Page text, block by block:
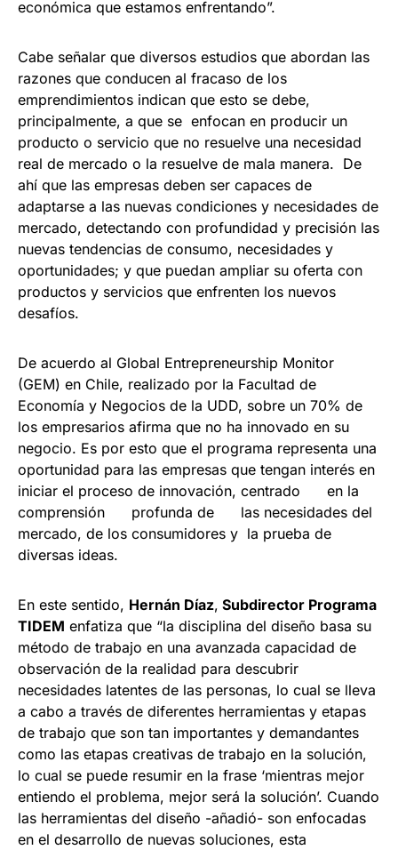
económica que estamos enfrentando”.
Cabe señalar que diversos estudios que abordan las
razones que conducen al fracaso de los
emprendimientos indican que esto se debe,
principalmente, a que se enfocan en producir un
producto o servicio que no resuelve una necesidad
real de mercado o la resuelve de mala manera. De
ahí que las empresas deben ser capaces de
adaptarse a las nuevas condiciones y necesidades de
mercado, detectando con profundidad y precisión las
nuevas tendencias de consumo, necesidades y
oportunidades; y que puedan ampliar su oferta con
productos y servicios que enfrenten los nuevos
desafíos.
De acuerdo al Global Entrepreneurship Monitor
(GEM) en Chile, realizado por la Facultad de
Economía y Negocios de la UDD, sobre un 70% de
los empresarios afirma que no ha innovado en su
negocio. Es por esto que el programa representa una
oportunidad para las empresas que tengan interés en
iniciar el proceso de innovación, centrado en la
comprensión profunda de las necesidades del
mercado, de los consumidores y la prueba de
diversas ideas.
En este sentido, Hernán Díaz, Subdirector Programa
TIDEM enfatiza que “la disciplina del diseño basa su
método de trabajo en una avanzada capacidad de
observación de la realidad para descubrir
necesidades latentes de las personas, lo cual se lleva
a cabo a través de diferentes herramientas y etapas
de trabajo que son tan importantes y demandantes
como las etapas creativas de trabajo en la solución,
lo cual se puede resumir en la frase ‘mientras mejor
entiendo el problema, mejor será la solución’. Cuando
las herramientas del diseño -añadió- son enfocadas
en el desarrollo de nuevas soluciones, esta